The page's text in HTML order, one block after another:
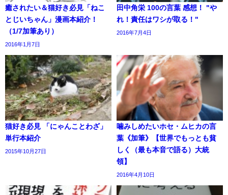
癒されたい＆猫好き必見「ねこ
とじいちゃん」漫画本紹介！
（1/7加筆あり）
2016年1月7日
田中角栄 100の言葉 感想！ "や
れ！責任はワシが取る！"
2016年7月4日
猫好き必見 「にゃんことわざ」
単行本紹介
2015年10月27日
噛みしめたいホセ・ムヒカの言
葉《加筆》【世界でもっとも貧
しく（最も本音で語る）大統
領】
2016年4月10日